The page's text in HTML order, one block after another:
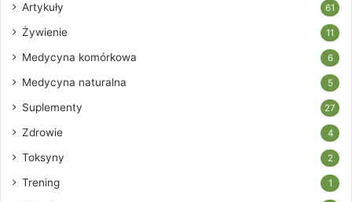
Artykuły 61
Żywienie 11
Medycyna komórkowa 6
Medycyna naturalna 5
Suplementy 27
Zdrowie 4
Toksyny 2
Trening 1